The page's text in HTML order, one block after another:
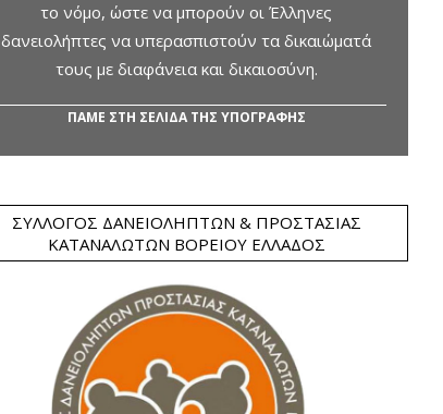
το νόμο, ώστε να μπορούν οι Έλληνες
δανειολήπτες να υπερασπιστούν τα δικαιώματά
τους με διαφάνεια και δικαιοσύνη.
ΠΑΜΕ ΣΤΗ ΣΕΛΙΔΑ ΤΗΣ ΥΠΟΓΡΑΦΗΣ
ΣΎΛΛΟΓΟΣ ΔΑΝΕΙΟΛΗΠΤΏΝ & ΠΡΟΣΤΑΣΊΑΣ
ΚΑΤΑΝΑΛΩΤΏΝ ΒΟΡΕΊΟΥ ΕΛΛΆΔΟΣ